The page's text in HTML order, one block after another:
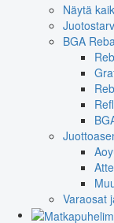
Näytä
BGA
Varaosat